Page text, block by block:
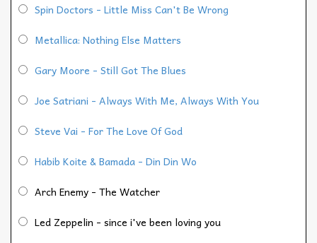
Spin Doctors - Little Miss Can't Be Wrong
Metallica: Nothing Else Matters
Gary Moore - Still Got The Blues
Joe Satriani - Always With Me, Always With You
Steve Vai - For The Love Of God
Habib Koite & Bamada - Din Din Wo
Arch Enemy - The Watcher
Led Zeppelin - since i've been loving you